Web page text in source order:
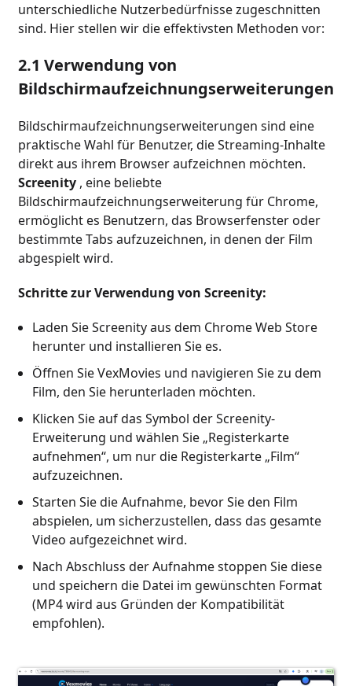
unterschiedliche Nutzerbedürfnisse zugeschnitten
sind. Hier stellen wir die effektivsten Methoden vor:
2.1 Verwendung von
Bildschirmaufzeichnungserweiterungen
Bildschirmaufzeichnungserweiterungen sind eine
praktische Wahl für Benutzer, die Streaming-Inhalte
direkt aus ihrem Browser aufzeichnen möchten.
Screenity , eine beliebte
Bildschirmaufzeichnungserweiterung für Chrome,
ermöglicht es Benutzern, das Browserfenster oder
bestimmte Tabs aufzuzeichnen, in denen der Film
abgespielt wird.
Schritte zur Verwendung von Screenity:
Laden Sie Screenity aus dem Chrome Web Store
herunter und installieren Sie es.
Öffnen Sie VexMovies und navigieren Sie zu dem
Film, den Sie herunterladen möchten.
Klicken Sie auf das Symbol der Screenity-
Erweiterung und wählen Sie „Registerkarte
aufnehmen“, um nur die Registerkarte „Film“
aufzuzeichnen.
Starten Sie die Aufnahme, bevor Sie den Film
abspielen, um sicherzustellen, dass das gesamte
Video aufgezeichnet wird.
Nach Abschluss der Aufnahme stoppen Sie diese
und speichern die Datei im gewünschten Format
(MP4 wird aus Gründen der Kompatibilität
empfohlen).